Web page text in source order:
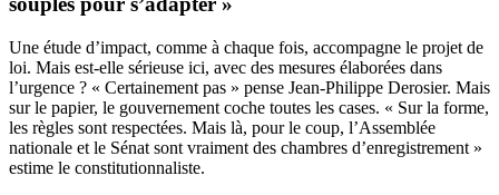
Une étude d’impact, comme à chaque fois, accompagne le projet de
loi. Mais est-elle sérieuse ici, avec des mesures élaborées dans
l’urgence ? « Certainement pas » pense Jean-Philippe Derosier. Mais
sur le papier, le gouvernement coche toutes les cases. « Sur la forme,
les règles sont respectées. Mais là, pour le coup, l’Assemblée
nationale et le Sénat sont vraiment des chambres d’enregistrement »
estime le constitutionnaliste.